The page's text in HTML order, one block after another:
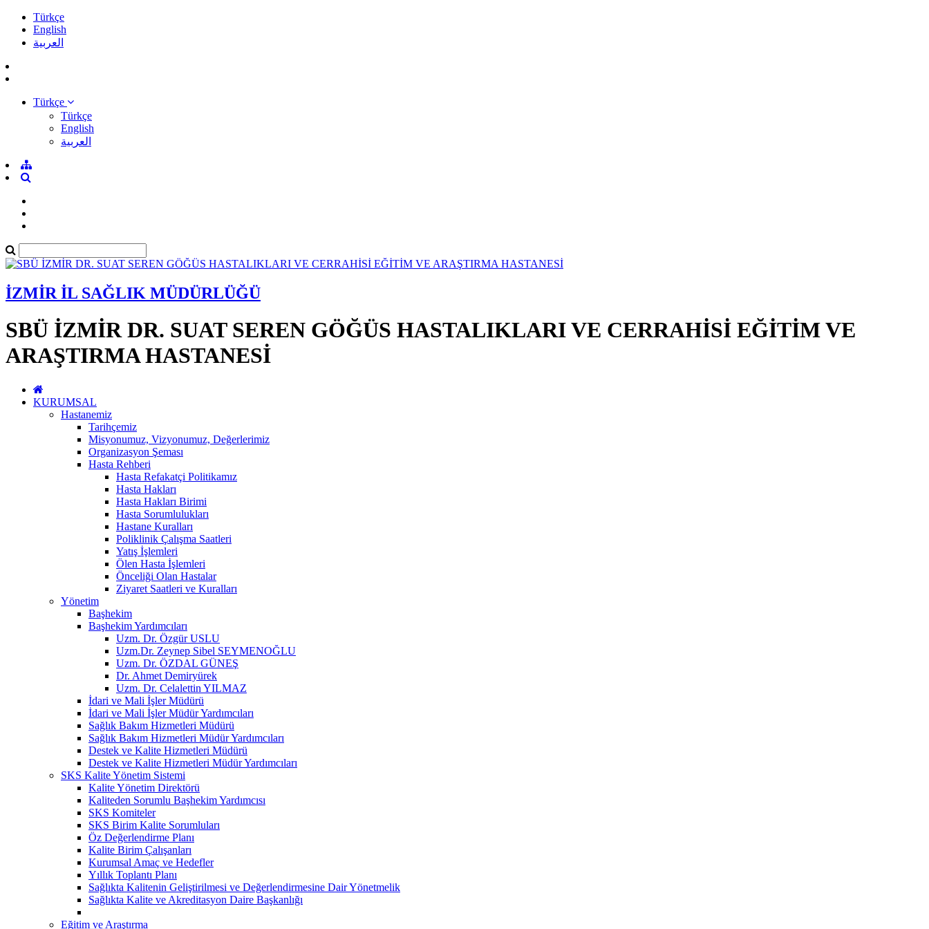
Türkçe
English
العربية
Türkçe
Türkçe
English
العربية
İZMİR İL SAĞLIK MÜDÜRLÜĞÜ
SBÜ İZMİR DR. SUAT SEREN GÖĞÜS HASTALIKLARI VE CERRAHİSİ EĞİTİM VE
ARAŞTIRMA HASTANESİ
KURUMSAL
Hastanemiz
Tarihçemiz
Misyonumuz, Vizyonumuz, Değerlerimiz
Organizasyon Şeması
Hasta Rehberi
Hasta Refakatçi Politikamız
Hasta Hakları
Hasta Hakları Birimi
Hasta Sorumlulukları
Hastane Kuralları
Poliklinik Çalışma Saatleri
Yatış İşlemleri
Ölen Hasta İşlemleri
Önceliği Olan Hastalar
Ziyaret Saatleri ve Kuralları
Yönetim
Başhekim
Başhekim Yardımcıları
Uzm. Dr. Özgür USLU
Uzm.Dr. Zeynep Sibel SEYMENOĞLU
Uzm. Dr. ÖZDAL GÜNEŞ
Dr. Ahmet Demiryürek
Uzm. Dr. Celalettin YILMAZ
İdari ve Mali İşler Müdürü
İdari ve Mali İşler Müdür Yardımcıları
Sağlık Bakım Hizmetleri Müdürü
Sağlık Bakım Hizmetleri Müdür Yardımcıları
Destek ve Kalite Hizmetleri Müdürü
Destek ve Kalite Hizmetleri Müdür Yardımcıları
SKS Kalite Yönetim Sistemi
Kalite Yönetim Direktörü
Kaliteden Sorumlu Başhekim Yardımcısı
SKS Komiteler
SKS Birim Kalite Sorumluları
Öz Değerlendirme Planı
Kalite Birim Çalışanları
Kurumsal Amaç ve Hedefler
Yıllık Toplantı Planı
Sağlıkta Kalitenin Geliştirilmesi ve Değerlendirmesine Dair Yönetmelik
Sağlıkta Kalite ve Akreditasyon Daire Başkanlığı
Eğitim ve Araştırma